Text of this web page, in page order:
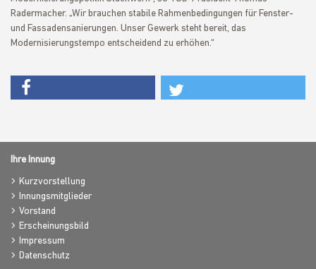
Radermacher. „Wir brauchen stabile Rahmenbedingungen für Fenster-
und Fassadensanierungen. Unser Gewerk steht bereit, das
Modernisierungstempo entscheidend zu erhöhen.“
Ihre Innung
Kurzvorstellung
Innungsmitglieder
Vorstand
Erscheinungsbild
Impressum
Datenschutz